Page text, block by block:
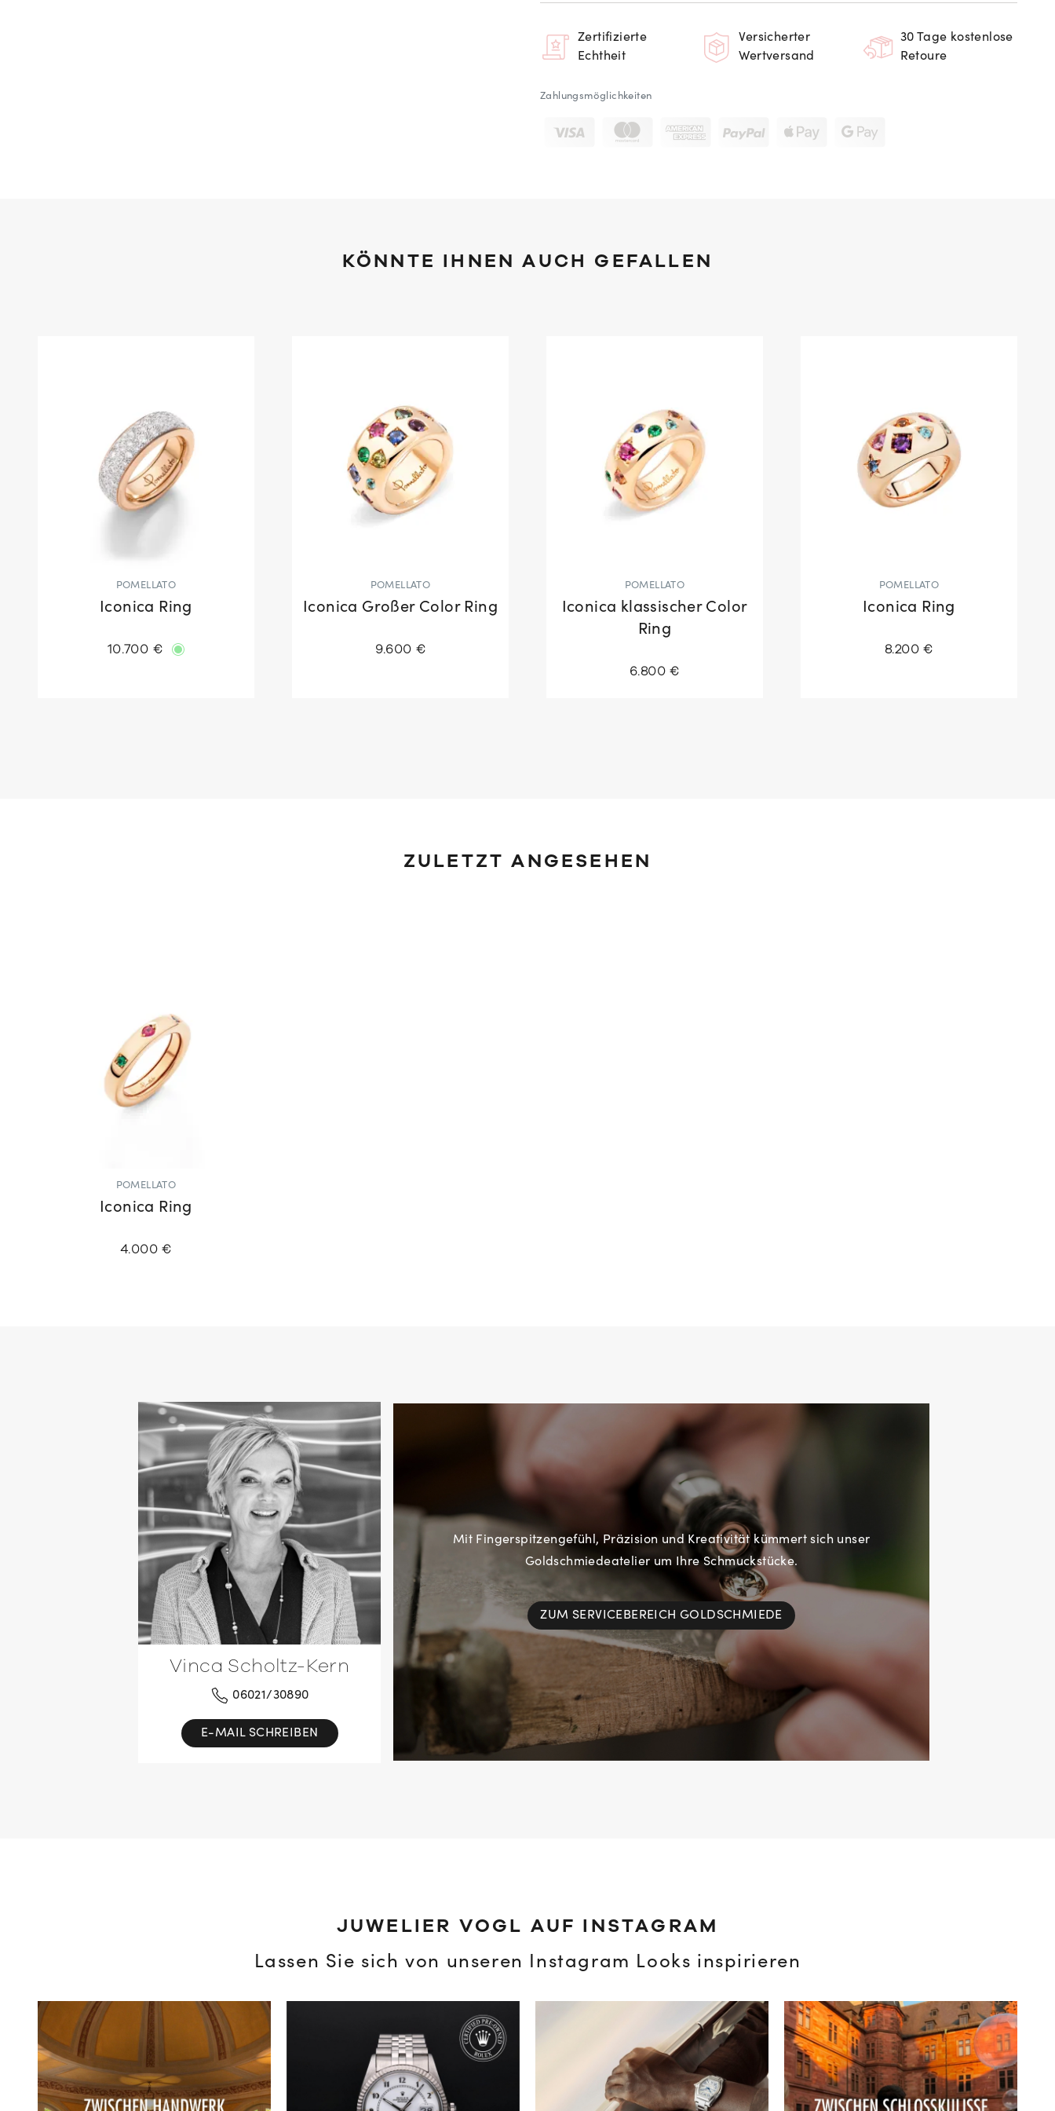
Zertifizierte
Echtheit
Versicherter
Wertversand
30 Tage kostenlose
Retoure
Zahlungsmöglichkeiten
KÖNNTE IHNEN AUCH GEFALLEN
POMELLATO
Iconica Ring
10.700 €
POMELLATO
Iconica Großer Color Ring
9.600 €
POMELLATO
Iconica klassischer Color
Ring
6.800 €
POMELLATO
Iconica Ring
8.200 €
ZULETZT ANGESEHEN
POMELLATO
Iconica Ring
4.000 €
Mit Fingerspitzengefühl, Präzision und Kreativität kümmert sich unser
Goldschmiedeatelier um Ihre Schmuckstücke.
ZUM SERVICEBEREICH GOLDSCHMIEDE
Vinca Scholtz-Kern
06021/30890
E-MAIL SCHREIBEN
JUWELIER VOGL AUF INSTAGRAM
Lassen Sie sich von unseren Instagram Looks inspirieren